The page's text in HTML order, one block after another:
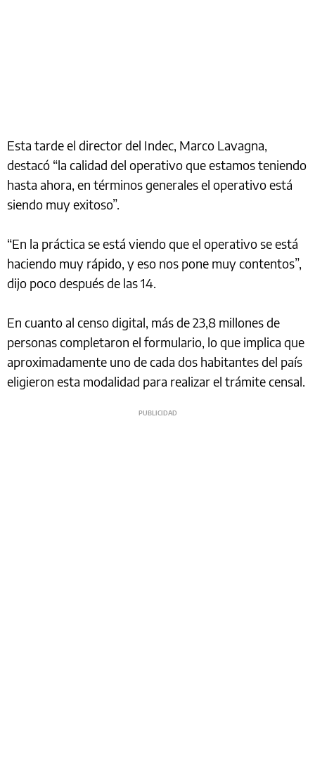
Esta tarde el director del Indec, Marco Lavagna,
destacó “la calidad del operativo que estamos teniendo
hasta ahora, en términos generales el operativo está
siendo muy exitoso”.
“En la práctica se está viendo que el operativo se está
haciendo muy rápido, y eso nos pone muy contentos”,
dijo poco después de las 14.
En cuanto al censo digital, más de 23,8 millones de
personas completaron el formulario, lo que implica que
aproximadamente uno de cada dos habitantes del país
eligieron esta modalidad para realizar el trámite censal.